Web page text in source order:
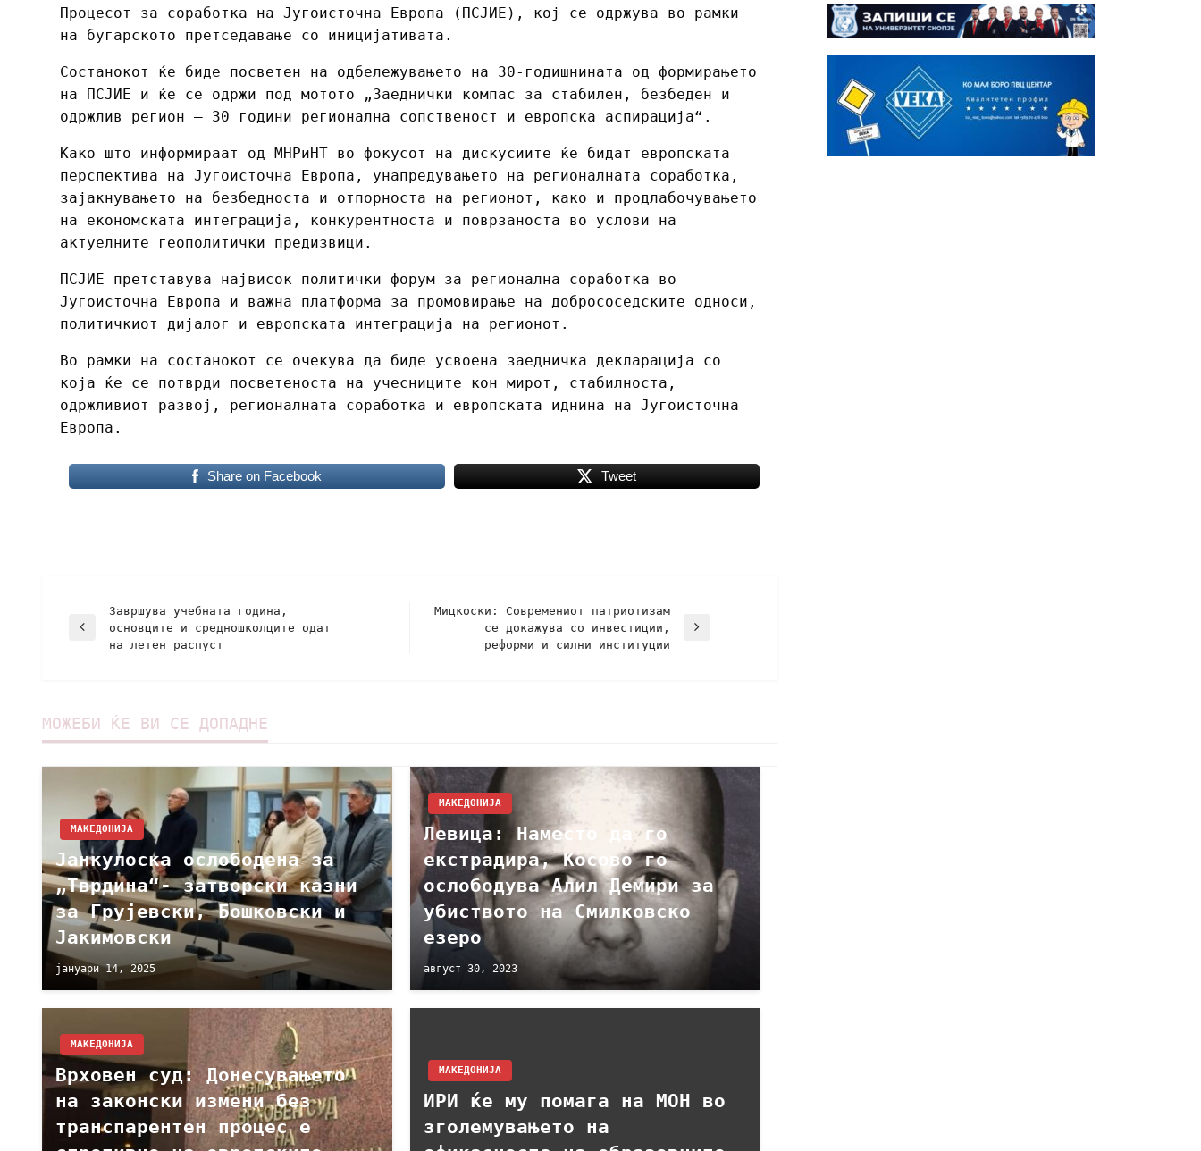
Процесот за соработка на Југоисточна Европа (ПСЈИЕ), кој се одржува во рамки
на бугарското претседавање со иницијативата.
Состанокот ќе биде посветен на одбележувањето на 30-годишнината од формирањето
на ПСЈИЕ и ќе се одржи под мотото „Заеднички компас за стабилен, безбеден и
одржлив регион – 30 години регионална сопственост и европска аспирација“.
Како што информираат од МНРиНТ во фокусот на дискусиите ќе бидат европската
перспектива на Југоисточна Европа, унапредувањето на регионалната соработка,
зајакнувањето на безбедноста и отпорноста на регионот, како и продлабочувањето
на економската интеграција, конкурентноста и поврзаноста во услови на
актуелните геополитички предизвици.
ПСЈИЕ претставува највисок политички форум за регионална соработка во
Југоисточна Европа и важна платформа за промовирање на добрососедските односи,
политичкиот дијалог и европската интеграција на регионот.
Во рамки на состанокот се очекува да биде усвоена заедничка декларација со
која ќе се потврди посветеноста на учесниците кон мирот, стабилноста,
одржливиот развој, регионалната соработка и европската иднина на Југоисточна
Европа.
Share on Facebook Tweet
Завршува учебната година,
основците и средношколците одат
на летен распуст
Мицкоски: Современиот патриотизам
се докажува со инвестиции,
реформи и силни институции
МОЖЕБИ ЌЕ ВИ СЕ ДОПАДНЕ
МАКЕДОНИЈА
Јанкулоска ослободена за
„Тврдина“- затворски казни
за Грујевски, Бошковски и
Јакимовски
јануари 14, 2025
МАКЕДОНИЈА
Левица: Наместо да го
екстрадира, Косово го
ослободува Алил Демири за
убиството на Смилковско
езеро
август 30, 2023
МАКЕДОНИЈА
Врховен суд: Донесувањето
на законски измени без
транспарентен процес е
МАКЕДОНИЈА
ИРИ ќе му помага на МОН во
зголемувањето на